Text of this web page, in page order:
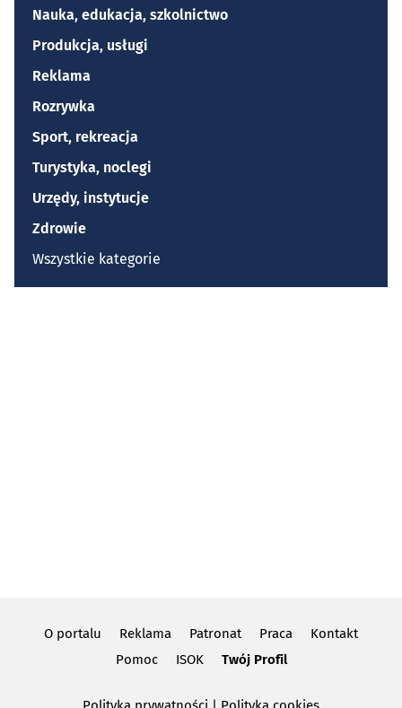
Nauka, edukacja, szkolnictwo
Produkcja, usługi
Reklama
Rozrywka
Sport, rekreacja
Turystyka, noclegi
Urzędy, instytucje
Zdrowie
Wszystkie kategorie
O portalu Reklama Patronat Praca
Kontakt
Pomoc
ISOK Twój Profil